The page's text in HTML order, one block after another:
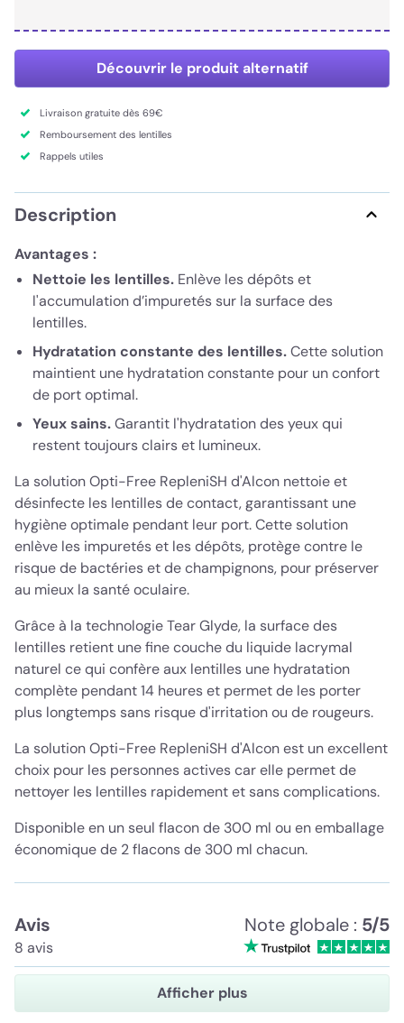
Découvrir le produit alternatif
Livraison gratuite dès 69€
Remboursement des lentilles
Rappels utiles
Description
Avantages :
Nettoie les lentilles. Enlève les dépôts et
l'accumulation d’impuretés sur la surface des
lentilles.
Hydratation constante des lentilles.Cette solution
maintient une hydratation constante pour un confort
de port optimal.
Yeux sains.Garantit l'hydratation des yeux qui
restent toujours clairs et lumineux.
La solution Opti-Free RepleniSH d'Alcon nettoie et
désinfecte les lentilles de contact, garantissant une
hygiène optimale pendant leur port. Cette solution
enlève les impuretés et les dépôts, protège contre le
risque de bactéries et de champignons, pour préserver
au mieux la santé oculaire.
Grâce à la technologie Tear Glyde, la surface des
lentilles retient une fine couche du liquide lacrymal
naturel ce qui confère aux lentilles une hydratation
complète pendant 14 heures et permet de les porter
plus longtemps sans risque d'irritation ou de rougeurs.
La solution Opti-Free RepleniSH d'Alcon est un excellent
choix pour les personnes actives car elle permet de
nettoyer les lentilles rapidement et sans complications.
Disponible en un seul flacon de 300 ml ou en emballage
économique de 2 flacons de 300 ml chacun.
Avis
8 avis
Note globale : 5/5
Afficher plus